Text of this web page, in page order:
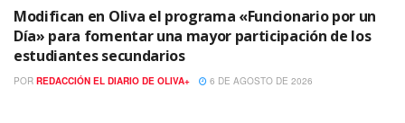
Modifican en Oliva el programa «Funcionario por un
Día» para fomentar una mayor participación de los
estudiantes secundarios
POR REDACCIÓN EL DIARIO DE OLIVA+ 6 DE AGOSTO DE 2026